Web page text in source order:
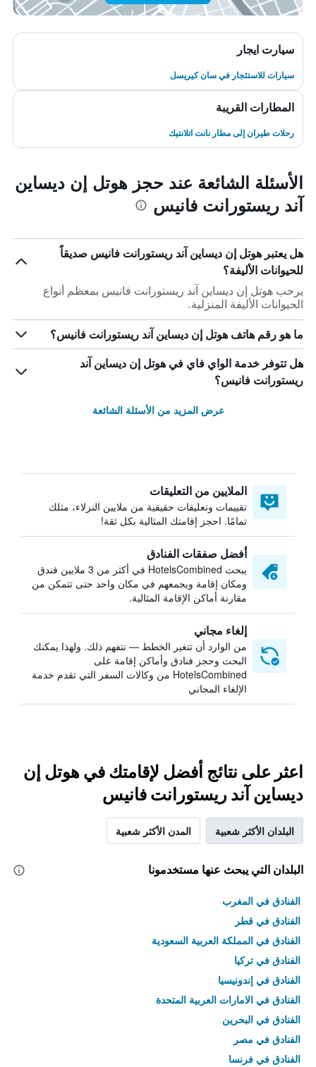
سيارت ايجار
سيارات للاستئجار في سان كيريسل
المطارات القريبة
رحلات طيران إلى مطار نانت اتلانتيك
الأسئلة الشائعة عند حجز هوتل إن ديساين
آند ريستورانت فانيس
هل يعتبر هوتل إن ديساين آند ريستورانت فانيس صديقاً
للحيوانات الأليفة؟
يرحب هوتل إن ديساين آند ريستورانت فانيس بمعظم أنواع
الحيوانات الأليفة المنزلية.
ما هو رقم هاتف هوتل إن ديساين آند ريستورانت فانيس؟
هل تتوفر خدمة الواي فاي في هوتل إن ديساين آند
ريستورانت فانيس؟
عرض المزيد من الأسئلة الشائعة
الملايين من التعليقات
تقييمات وتعليقات حقيقية من ملايين النزلاء، مثلك
تمامًا. احجز إقامتك المثالية بكل ثقة!
أفضل صفقات الفنادق
يبحث HotelsCombined في أكثر من 3 ملايين فندق
ومكان إقامة ويجمعهم في مكان واحد حتى تتمكن من
مقارنة أماكن الإقامة المثالية.
إلغاء مجاني
من الوارد أن تتغير الخطط — نتفهم ذلك. ولهذا يمكنك
البحث وحجز فنادق وأماكن إقامة على
HotelsCombined من وكالات السفر التي تقدم خدمة
الإلغاء المجاني
اعثر على نتائج أفضل لإقامتك في هوتل إن
ديساين آند ريستورانت فانيس
البلدان الأكثر شعبية المدن الأكثر شعبية
البلدان التي يبحث عنها مستخدمونا
الفنادق في المغرب
الفنادق في قطر
الفنادق في المملكة العربية السعودية
الفنادق في تركيا
الفنادق في إندونيسيا
الفنادق في الامارات العربية المتحدة
الفنادق في البحرين
الفنادق في مصر
الفنادق في فرنسا